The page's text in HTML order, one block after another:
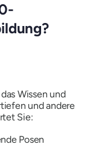
Wissen und
und andere
Sie:
Posen